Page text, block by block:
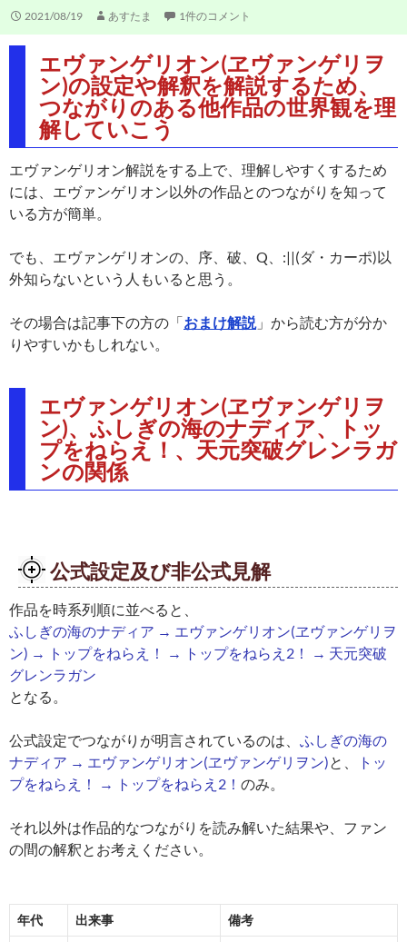
2021/08/19 あすたま 1件のコメント
エヴァンゲリオン(ヱヴァンゲリヲ
ン)の設定や解釈を解説するため、
つながりのある他作品の世界観を理
解していこう
エヴァンゲリオン解説をする上で、理解しやすくするため
には、エヴァンゲリオン以外の作品とのつながりを知って
いる方が簡単。
でも、エヴァンゲリオンの、序、破、Q、:||(ダ・カーポ)以
外知らないという人もいると思う。
その場合は記事下の方の「おまけ解説 」から読む方が分か
りやすいかもしれない。
エヴァンゲリオン(ヱヴァンゲリヲ
ン)、ふしぎの海のナディア、トッ
プをねらえ！、天元突破グレンラガ
ンの関係
公式設定及び非公式見解
作品を時系列順に並べると、
ふしぎの海のナディア → エヴァンゲリオン(ヱヴァンゲリヲ
ン) → トップをねらえ！ → トップをねらえ2！ → 天元突破
グレンラガン
となる。
公式設定でつながりが明言されているのは、
ふしぎの海の
ナディア → エヴァンゲリオン(ヱヴァンゲリヲン) と、
トッ
プをねらえ！ → トップをねらえ2！ のみ。
それ以外は作品的なつながりを読み解いた結果や、ファン
の間の解釈とお考えください。
年代 出来事 備考